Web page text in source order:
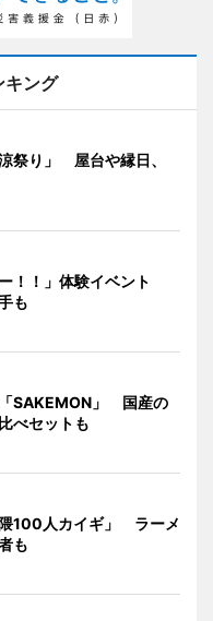
キング
祭り」 屋台や縁日、
！！」体験イベント
も
SAKEMON」 国産の
べセットも
100人カイギ」 ラーメ
も